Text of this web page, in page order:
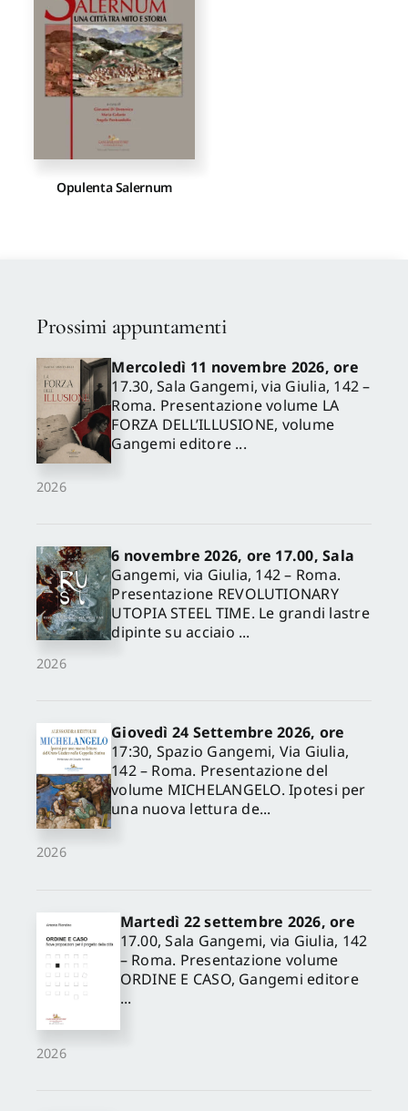
Proposte di pubblicazione
Gangemi Editore
Newsletter
Opulenta Salernum
Prossimi appuntamenti
2026
Mercoledì 11 novembre 2026, ore
17.30, Sala Gangemi, via Giulia, 142 –
Roma. Presentazione volume LA
FORZA DELL’ILLUSIONE, volume
Gangemi editore ...
2026
6 novembre 2026, ore 17.00, Sala
Gangemi, via Giulia, 142 – Roma.
Presentazione REVOLUTIONARY
UTOPIA STEEL TIME. Le grandi lastre
dipinte su acciaio ...
2026
Giovedì 24 Settembre 2026, ore
17:30, Spazio Gangemi, Via Giulia,
142 – Roma. Presentazione del
volume MICHELANGELO. Ipotesi per
una nuova lettura de...
2026
Martedì 22 settembre 2026, ore
17.00, Sala Gangemi, via Giulia, 142
– Roma. Presentazione volume
ORDINE E CASO, Gangemi editore
...